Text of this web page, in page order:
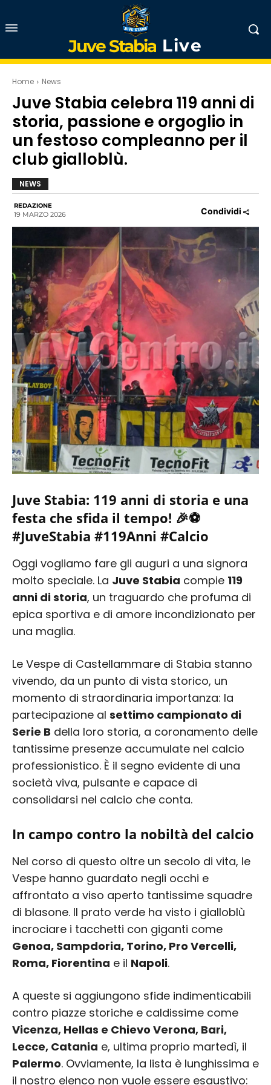
Juve Stabia Live
Home News
Juve Stabia celebra 119 anni di
storia, passione e orgoglio in
un festoso compleanno per il
club gialloblù.
NEWS
REDAZIONE
19 MARZO 2026 Condividi
Juve Stabia: 119 anni di storia e una
festa che sfida il tempo! 🎉⚽
#JuveStabia #119Anni #Calcio
Oggi vogliamo fare gli auguri a una signora
molto speciale. La Juve Stabia compie 119
anni di storia, un traguardo che profuma di
epica sportiva e di amore incondizionato per
una maglia.
Le Vespe di Castellammare di Stabia stanno
vivendo, da un punto di vista storico, un
momento di straordinaria importanza: la
partecipazione al settimo campionato di
Serie B della loro storia, a coronamento delle
tantissime presenze accumulate nel calcio
professionistico. È il segno evidente di una
società viva, pulsante e capace di
consolidarsi nel calcio che conta.
In campo contro la nobiltà del calcio
Nel corso di questo oltre un secolo di vita, le
Vespe hanno guardato negli occhi e
affrontato a viso aperto tantissime squadre
di blasone. Il prato verde ha visto i gialloblù
incrociare i tacchetti con giganti come
Genoa, Sampdoria, Torino, Pro Vercelli,
Roma, Fiorentina e il Napoli.
A queste si aggiungono sfide indimenticabili
contro piazze storiche e caldissime come
Vicenza, Hellas e Chievo Verona, Bari,
Lecce, Catania e, ultima proprio martedì, il
Palermo. Ovviamente, la lista è lunghissima e
il nostro elenco non vuole essere esaustivo: